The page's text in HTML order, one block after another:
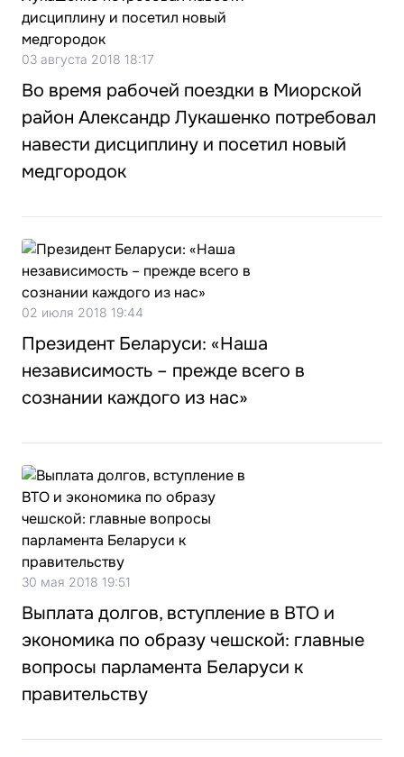
03 августа 2018 18:17
Во время рабочей поездки в Миорской
район Александр Лукашенко потребовал
навести дисциплину и посетил новый
медгородок
02 июля 2018 19:44
Президент Беларуси: «Наша
независимость – прежде всего в
сознании каждого из нас»
30 мая 2018 19:51
Выплата долгов, вступление в ВТО и
экономика по образу чешской: главные
вопросы парламента Беларуси к
правительству